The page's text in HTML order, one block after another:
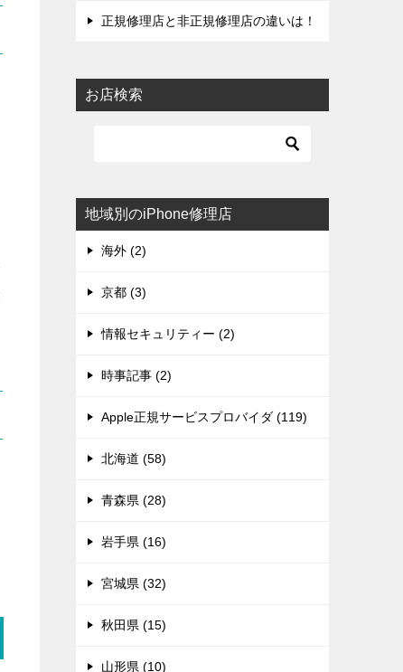
正規修理店と非正規修理店の違いは！
お店検索
地域別のiPhone修理店
海外 (2)
京都 (3)
情報セキュリティー (2)
時事記事 (2)
Apple正規サービスプロバイダ (119)
北海道 (58)
青森県 (28)
岩手県 (16)
宮城県 (32)
秋田県 (15)
山形県 (10)